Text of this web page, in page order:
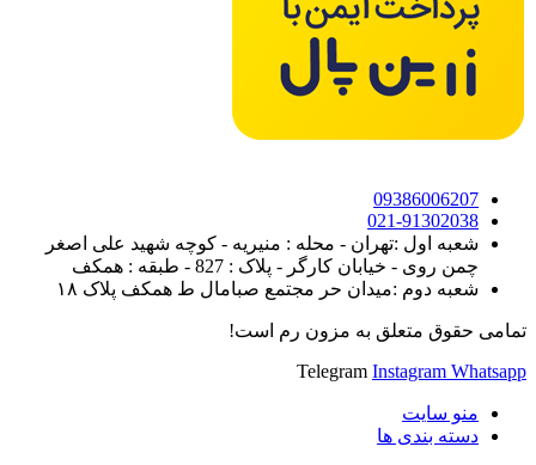
09386006207
021-91302038
شعبه اول :تهران - محله : منیریه - کوچه شهید علی اصغر
چمن روی - خیابان کارگر - پلاک : 827 - طبقه : همکف
شعبه دوم :میدان حر مجتمع صبامال ط همکف پلاک ۱۸
تمامی حقوق متعلق به مزون رم است!
Telegram Instagram Whatsapp
منو سایت
دسته بندی ها